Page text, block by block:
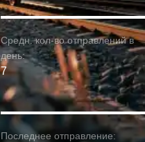
Средн. кол-во отправлений в
день:
7
Последнее отправление: